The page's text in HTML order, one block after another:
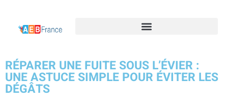
RÉPARER UNE FUITE SOUS L’ÉVIER :
UNE ASTUCE SIMPLE POUR ÉVITER LES
DÉGÂTS